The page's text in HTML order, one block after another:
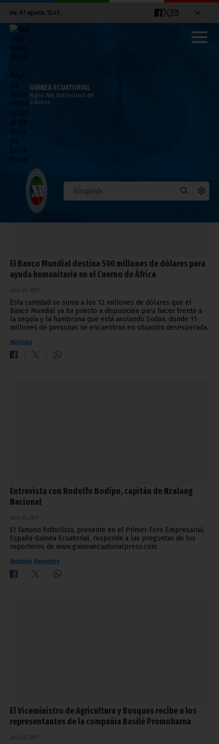
vie. 07 agosto, 13:45
GUINEA ECUATORIAL
Página Web Institucional del
Gobierno
ÚLTIMAS NOTICIAS
El Banco Mundial destina 500 millones de dólares para
ayuda humanitaria en el Cuerno de África
julio 26, 2011
Esta cantidad se suma a los 12 millones de dólares que el
Banco Mundial ya ha puesto a disposición para hacer frente a
la sequía y la hambruna que está asolando Sudán, donde 11
millones de personas se encuentran en situación desesperada.
Noticias
Entrevista con Rodolfo Bodipo, capitán de Nzalang
Nacional
julio 25, 2011
El famoso futbolista, presente en el Primer Foro Empresarial,
España-Guinea Ecuatorial, responde a las preguntas de los
reporteros de www.guineaecuatorialpress.com
Noticias Deportes
El Viceministro de Agricultura y Bosques recibe a los
representantes de la compañía Basilé Promobarna
julio 25, 2011